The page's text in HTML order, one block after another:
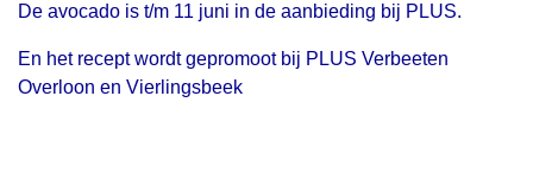
De avocado is t/m 11 juni in de aanbieding bij PLUS.
En het recept wordt gepromoot bij PLUS Verbeeten
Overloon en Vierlingsbeek